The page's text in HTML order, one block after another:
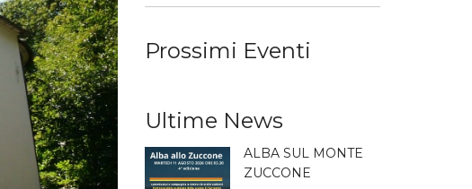
Prossimi Eventi
Ultime News
ALBA SUL MONTE
ZUCCONE